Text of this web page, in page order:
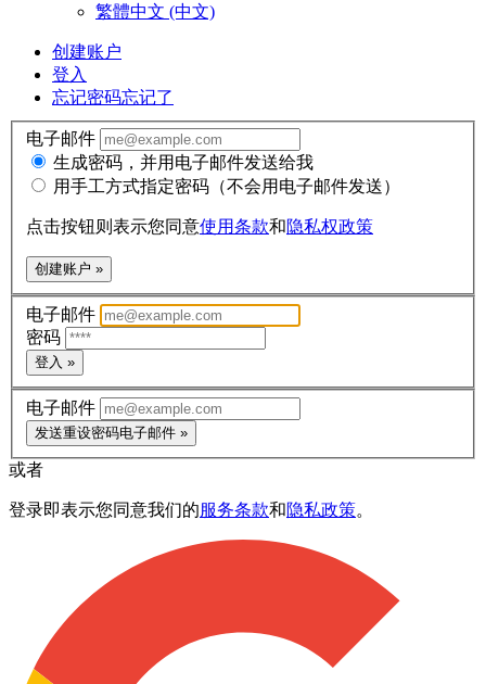
繁體中文 (中文)
创建账户
登入
忘记密码忘记了
电子邮件
生成密码，并用电子邮件发送给我
用手工方式指定密码（不会用电子邮件发送）
点击按钮则表示您同意使用条款和隐私权政策
创建账户 »
电子邮件
密码
登入 »
电子邮件
发送重设密码电子邮件 »
或者
登录即表示您同意我们的服务条款和隐私政策。